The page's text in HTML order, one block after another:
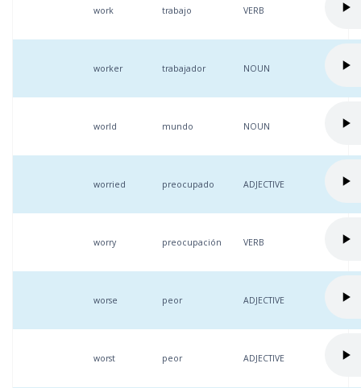
work trabajo VERB
worker trabajador NOUN
world mundo NOUN
worried preocupado ADJECTIVE
worry preocupación VERB
worse peor ADJECTIVE
worst peor ADJECTIVE